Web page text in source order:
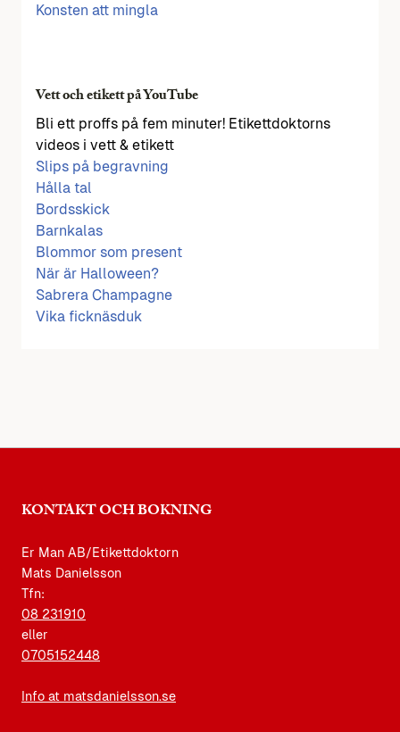
Konsten att mingla
Vett och etikett på YouTube
Bli ett proffs på fem minuter! Etikettdoktorns
videos i vett & etikett
Slips på begravning
Hålla tal
Bordsskick
Barnkalas
Blommor som present
När är Halloween?
Sabrera Champagne
Vika ficknäsduk
KONTAKT OCH BOKNING
Er Man AB/Etikettdoktorn
Mats Danielsson
Tfn:
08 231910
eller
0705152448
Info at matsdanielsson.se